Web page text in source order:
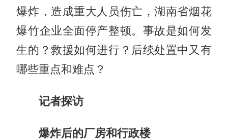
爆炸，造成重大人员伤亡，湖南省烟花
爆竹企业全面停产整顿。事故是如何发
生的？救援如何进行？后续处置中又有
哪些重点和难点？
记者探访
爆炸后的厂房和行政楼